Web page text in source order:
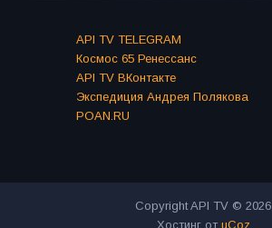
API TV TELEGRAM
Космос 65 Ренессанс
API TV ВКонтакте
Экспедиция Андрея Полякова
POAN.RU
Copyright API TV © 2026
Хостинг от uCoz